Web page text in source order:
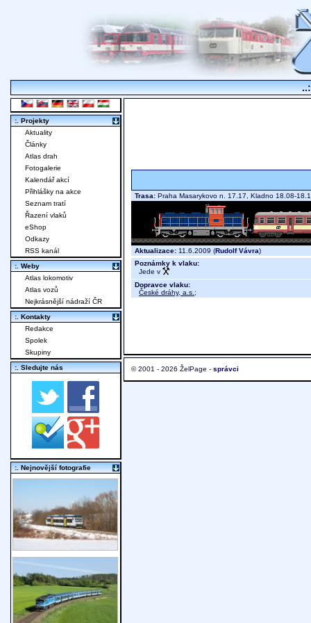
Trasa: Praha Masarykovo n. 17.17, Kladno 18.08-
Aktualizace: 11.6.2009 (Rudolf Vávra)
Poznámky k vlaku:
Jede v
Dopravce vlaku:
České dráhy, a.s. ;
© 2001 - 2026 ŽelPage - správci
:. Projekty
Aktuality
Články
Atlas drah
Fotogalerie
Kalendář akcí
Přihlášky na akce
Seznam tratí
Řazení vlaků
eShop
Odkazy
RSS kanál
:. Weby
Atlas lokomotiv
Atlas vozů
Nejkrásnější nádraží ČR
:. Kontakty
Redakce
Spolek
Skupiny
:. Sledujte nás
:. Nejnovější fotografie